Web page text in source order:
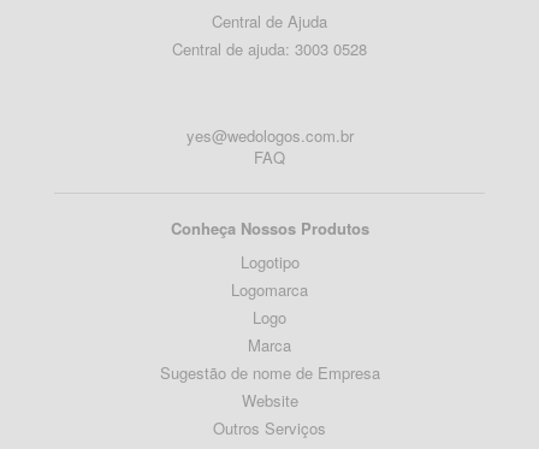
Central de Ajuda
Central de ajuda: 3003 0528
yes@wedologos.com.br
FAQ
Conheça Nossos Produtos
Logotipo
Logomarca
Logo
Marca
Sugestão de nome de Empresa
Website
Outros Serviços